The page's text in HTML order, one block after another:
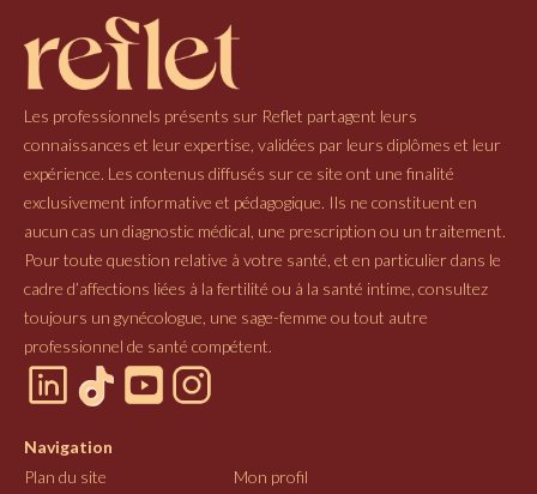
Les professionnels présents sur Reflet partagent leurs
connaissances et leur expertise, validées par leurs diplômes et leur
expérience. Les contenus diffusés sur ce site ont une finalité
exclusivement informative et pédagogique. Ils ne constituent en
aucun cas un diagnostic médical, une prescription ou un traitement.
Pour toute question relative à votre santé, et en particulier dans le
cadre d’affections liées à la fertilité ou à la santé intime, consultez
toujours un gynécologue, une sage-femme ou tout autre
professionnel de santé compétent.
Navigation
Plan du site
Mon profil